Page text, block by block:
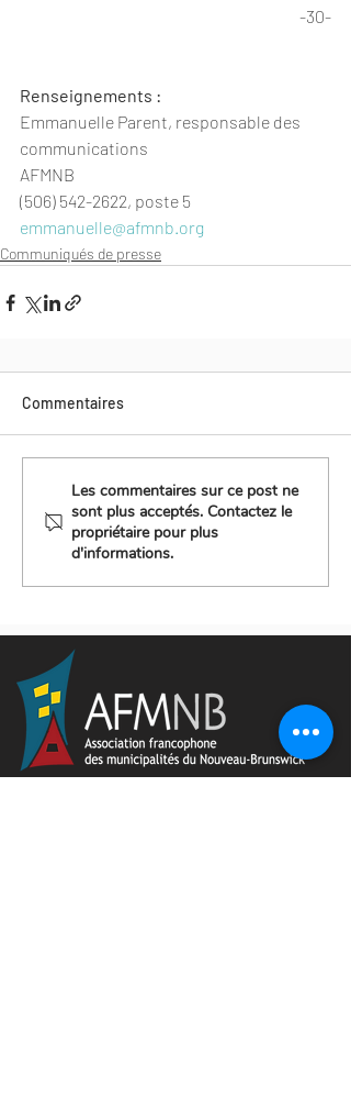
-30-
Renseignements :
Emmanuelle Parent, responsable des
communications
AFMNB
(506) 542-2622, poste 5
emmanuelle@afmnb.org
Communiqués de presse
Commentaires
Les commentaires sur ce post ne
sont plus acceptés. Contactez le
propriétaire pour plus
d'informations.